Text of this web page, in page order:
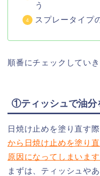
う
スプレータイプ
順番にチェックしていき
①ティッシュで油分
日焼け止めを塗り直す
から日焼け止めを塗り
原因になってしまいます
まずは、ティッシュや